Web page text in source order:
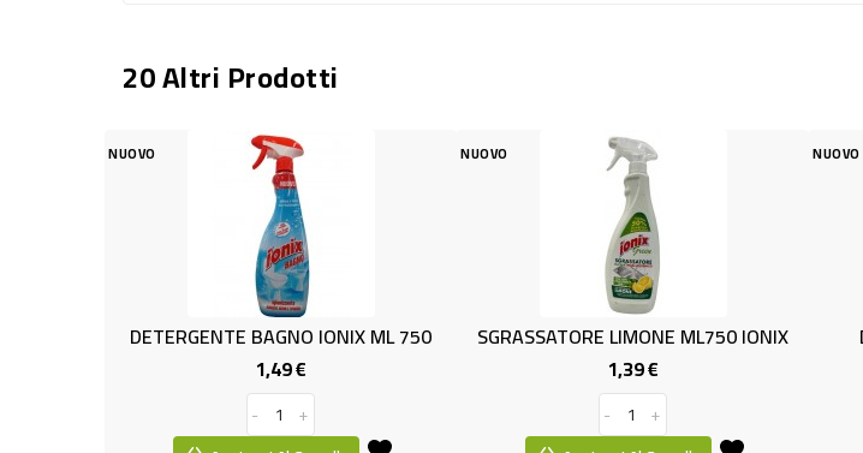
20 Altri Prodotti
BAGNO IONIX ML 750
NUOVO
SGRASSATORE LIMONE ML750 IONIX
NUOVO
DETERGENTE ACCIAO ML